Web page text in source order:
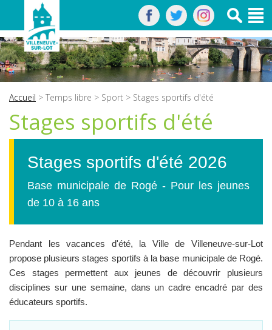
Accueil > Temps libre > Sport > Stages sportifs d'été
Stages sportifs d'été
Stages sportifs d'été 2026
Base municipale de Rogé - Pour les jeunes
de 10 à 16 ans
Pendant les vacances d'été, la Ville de Villeneuve-sur-Lot
propose plusieurs stages sportifs à la base municipale de Rogé.
Ces stages permettent aux jeunes de découvrir plusieurs
disciplines sur une semaine, dans un cadre encadré par des
éducateurs sportifs.